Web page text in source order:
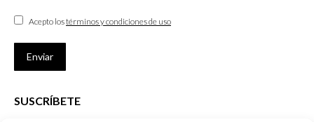
Acepto lostérminos y condiciones de uso
Enviar
SUSCRÍBETE